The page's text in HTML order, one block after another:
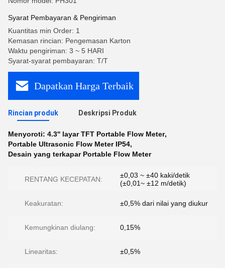
Syarat Pembayaran & Pengiriman
Kuantitas min Order: 1
Kemasan rincian: Pengemasan Karton
Waktu pengiriman: 3 ~ 5 HARI
Syarat-syarat pembayaran: T/T
Dapatkan Harga Terbaik
Rincian produk Deskripsi Produk
Menyoroti: 4.3'' layar TFT Portable Flow Meter,
Portable Ultrasonic Flow Meter IP54,
Desain yang terkapar Portable Flow Meter
RENTANG KECEPATAN:
±0,03 ~ ±40 kaki/detik
(±0,01~ ±12 m/detik)
Keakuratan: ±0,5% dari nilai yang diukur
Kemungkinan diulang: 0,15%
Linearitas: ±0,5%